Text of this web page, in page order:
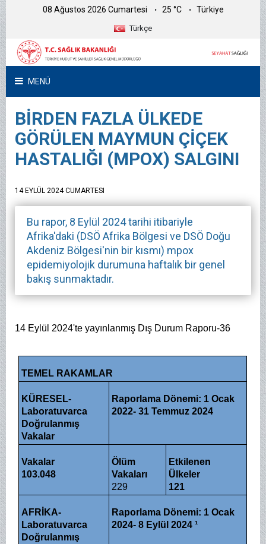
08 Ağustos 2026 Cumartesi 25 °C Türkiye
Türkçe
MENÜ
BİRDEN FAZLA ÜLKEDE
GÖRÜLEN MAYMUN ÇİÇEK
HASTALIĞI (MPOX) SALGINI
14 EYLÜL 2024 CUMARTESI
Bu rapor, 8 Eylül 2024 tarihi itibariyle
Afrika'daki (DSÖ Afrika Bölgesi ve DSÖ Doğu
Akdeniz Bölgesi'nin bir kısmı) mpox
epidemiyolojik durumuna haftalık bir genel
bakış sunmaktadır.
14 Eylül 2024'te yayınlanmış Dış Durum Raporu-36
TEMEL RAKAMLAR
KÜRESEL-
Laboratuvarca
Doğrulanmış
Vakalar
Raporlama Dönemi: 1 Ocak
2022- 31 Temmuz 2024
Vakalar
103.048
Ölüm
Vakaları
229
Etkilenen
Ülkeler
121
AFRİKA-
Laboratuvarca
Doğrulanmış
Raporlama Dönemi: 1 Ocak
2024- 8 Eylül 2024 ¹